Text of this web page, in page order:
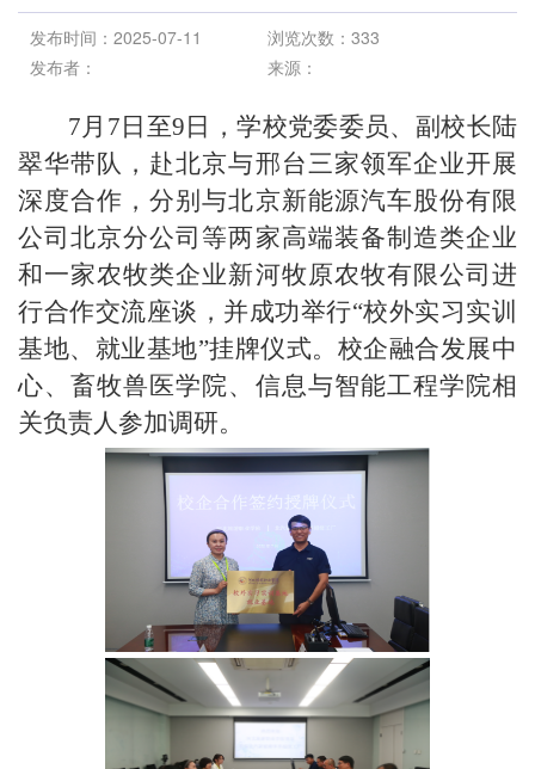
发布时间：2025-07-11 浏览次数： 333
发布者：
来源：
7月7日至9日，学校党委委员、副校长陆
翠华带队，赴北京与邢台三家领军企业开展
深度合作，分别与北京新能源汽车股份有限
公司北京分公司等两家高端装备制造类企业
和一家农牧类企业新河牧原农牧有限公司进
行合作交流座谈，并成功举行“校外实习实训
基地、就业基地”挂牌仪式。校企融合发展中
心、畜牧兽医学院、信息与智能工程学院相
关负责人参加调研。